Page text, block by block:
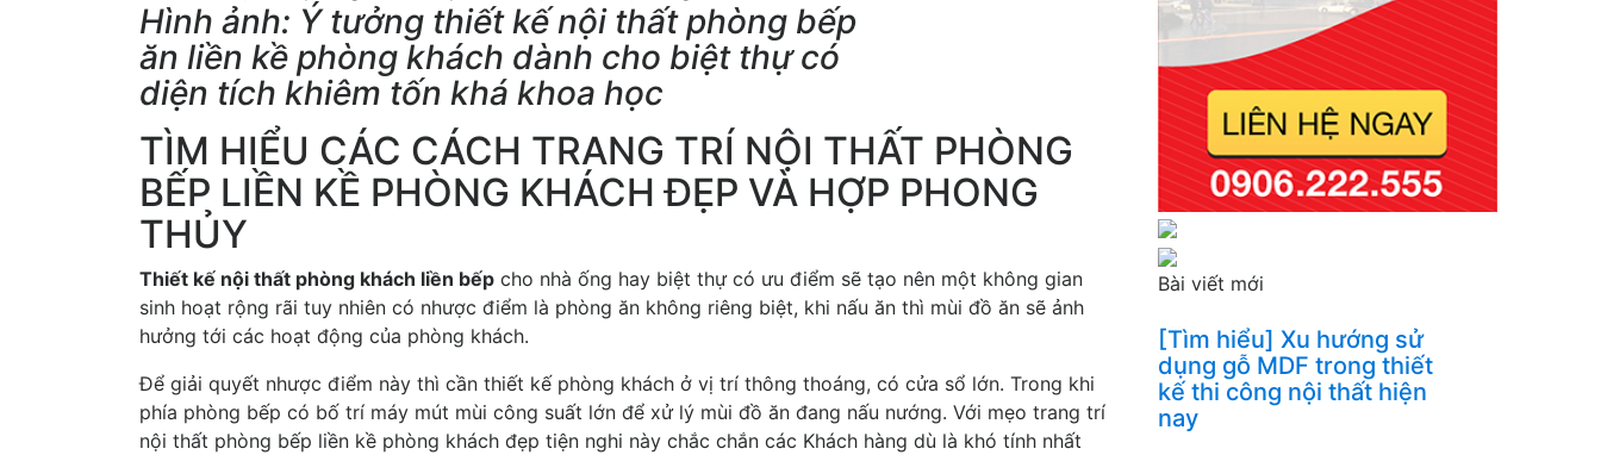
Hình ảnh: Ý tưởng thiết kế nội thất phòng bếp
ăn liền kề phòng khách dành cho biệt thự có
diện tích khiêm tốn khá khoa học
TÌM HIỂU CÁC CÁCH TRANG TRÍ NỘI THẤT PHÒNG
BẾP LIỀN KỀ PHÒNG KHÁCH ĐẸP VÀ HỢP PHONG
THỦY
Thiết kế nội thất phòng khách liền bếp cho nhà ống hay biệt thự có ưu điểm sẽ tạo nên một không gian
sinh hoạt rộng rãi tuy nhiên có nhược điểm là phòng ăn không riêng biệt, khi nấu ăn thì mùi đồ ăn sẽ ảnh
hưởng tới các hoạt động của phòng khách.
Để giải quyết nhược điểm này thì cần thiết kế phòng khách ở vị trí thông thoáng, có cửa sổ lớn. Trong khi
phía phòng bếp có bố trí máy mút mùi công suất lớn để xử lý mùi đồ ăn đang nấu nướng. Với mẹo trang trí
nội thất phòng bếp liền kề phòng khách đẹp tiện nghi này chắc chắn các Khách hàng dù là khó tính nhất
Bài viết mới
[Tìm hiểu] Xu hướng sử
dụng gỗ MDF trong thiết
kế thi công nội thất hiện
nay